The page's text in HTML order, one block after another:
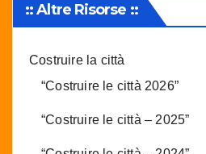
:: Altre Risorse ::
Costruire la città
“Costruire le città 2026”
“Costruire le città – 2025”